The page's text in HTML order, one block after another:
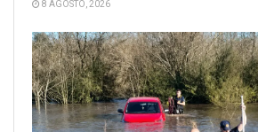
8 AGOSTO, 2026